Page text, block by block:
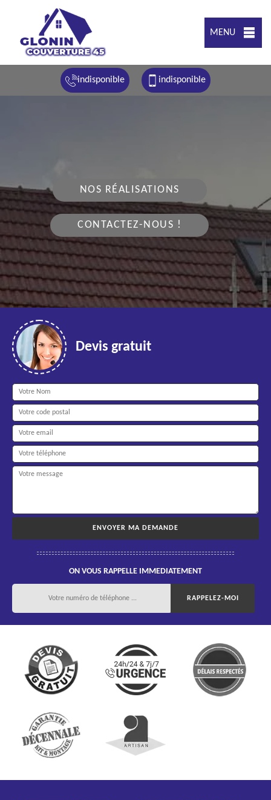
MENU
indisponible indisponible
NOS RÉALISATIONS
CONTACTEZ-NOUS !
Devis gratuit
ON VOUS RAPPELLE IMMEDIATEMENT